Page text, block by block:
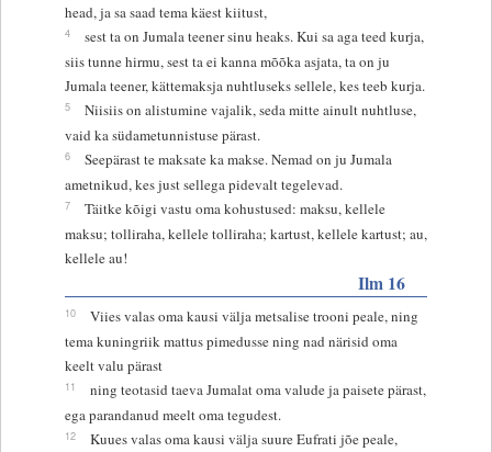
head, ja sa saad tema käest kiitust,
4
sest ta on Jumala teener sinu heaks. Kui sa aga teed kurja,
siis tunne hirmu, sest ta ei kanna mõõka asjata, ta on ju
Jumala teener, kättemaksja nuhtluseks sellele, kes teeb kurja.
5
Niisiis on alistumine vajalik, seda mitte ainult nuhtluse,
vaid ka südametunnistuse pärast.
6
Seepärast te maksate ka makse. Nemad on ju Jumala
ametnikud, kes just sellega pidevalt tegelevad.
7
Täitke kõigi vastu oma kohustused: maksu, kellele
maksu; tolliraha, kellele tolliraha; kartust, kellele kartust; au,
kellele au!
Ilm 16
10
Viies valas oma kausi välja metsalise trooni peale, ning
tema kuningriik mattus pimedusse ning nad närisid oma
keelt valu pärast
11
ning teotasid taeva Jumalat oma valude ja paisete pärast,
ega parandanud meelt oma tegudest.
12
Kuues valas oma kausi välja suure Eufrati jõe peale,